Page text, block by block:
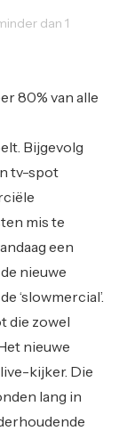
dan 1
80% van alle
Bijgevolg
tv-spot
mis te
een
nieuwe
‘slowmercial’.
die zowel
nieuwe
kijker. Die
lang in